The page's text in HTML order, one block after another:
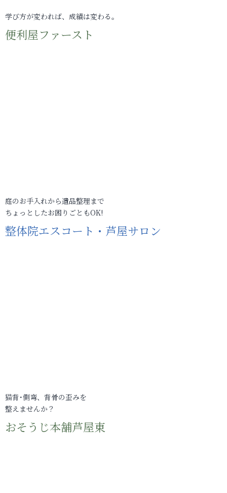
学び方が変われば、成績は変わる。
便利屋ファースト
庭のお手入れから遺品整理まで
ちょっとしたお困りごともOK!
整体院エスコート・芦屋サロン
猫背･側弯、背骨の歪みを
整えませんか？
おそうじ本舗芦屋東